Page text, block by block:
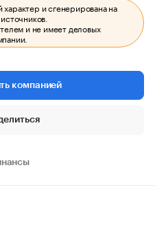
и сгенерирована на
и не имеет деловых
компанией